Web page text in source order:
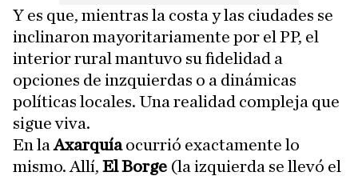
Y es que, mientras la costa y las ciudades se
inclinaron mayoritariamente por el PP, el
interior rural mantuvo su fidelidad a
opciones de inzquierdas o a dinámicas
políticas locales. Una realidad compleja que
sigue viva.
En laAxarquíaocurrió exactamente lo
mismo. Allí, El Borge (la izquierda se llevó el